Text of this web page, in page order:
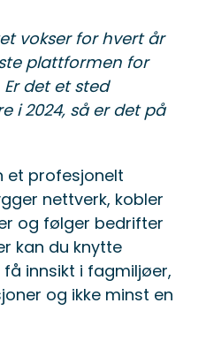
vokser for hvert år
plattformen for
det et sted
i 2024, så er det på
et profesjonelt
nettverk, kobler
og følger bedrifter
kan du knytte
innsikt i fagmiljøer,
og ikke minst en